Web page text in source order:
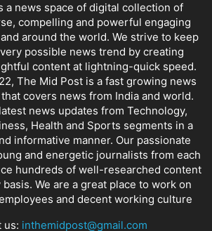
a news space of digital collection of
compelling and powerful engaging
around the world. We strive to keep
possible news trend by creating
content at lightning-quick speed.
The Mid Post is a fast growing news
covers news from India and world.
news updates from Technology,
Health and Sports segments in a
informative manner. Our passionate
and energetic journalists from each
hundreds of well-researched content
We are a great place to work on
and decent working culture
us: inthemidpost@gmail.com